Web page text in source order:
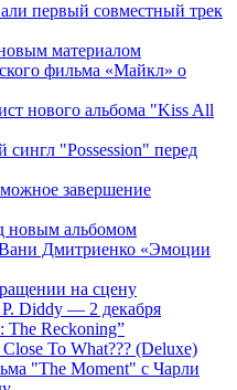
первый совместный трек
материалом
фильма «Майкл» о
нового альбома "Kiss All
"Possession" перед
завершение
новым альбомом
Дмитриенко «Эмоции
на сцену
Diddy — 2 декабря
The Reckoning”
To What??? (Deluxe)
"The Moment" с Чарли